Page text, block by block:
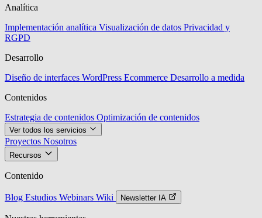
Analítica
Implementación analítica Visualización de datos Privacidad y
RGPD
Desarrollo
Diseño de interfaces WordPress Ecommerce Desarrollo a medida
Contenidos
Estrategia de contenidos Optimización de contenidos
Ver todos los servicios
Proyectos Nosotros
Recursos
Contenido
Blog Estudios Webinars Wiki Newsletter IA